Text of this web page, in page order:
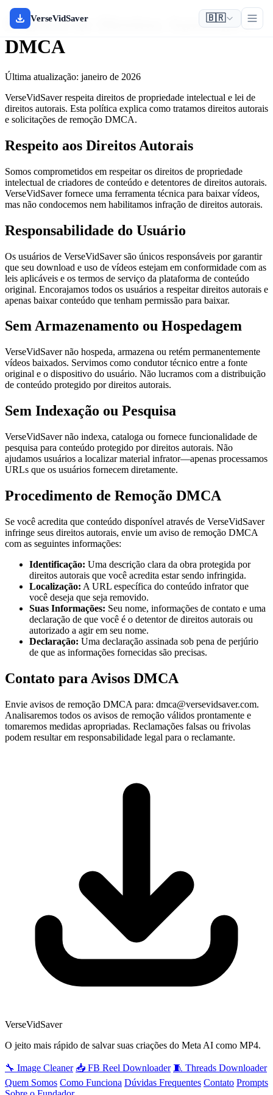
VerseVidSaver 🇧🇷
Política de Direitos Autorais e
DMCA
Última atualização: janeiro de 2026
VerseVidSaver respeita direitos de propriedade intelectual e lei de
direitos autorais. Esta política explica como tratamos direitos autorais
e solicitações de remoção DMCA.
Respeito aos Direitos Autorais
Somos comprometidos em respeitar os direitos de propriedade
intelectual de criadores de conteúdo e detentores de direitos autorais.
VerseVidSaver fornece uma ferramenta técnica para baixar vídeos,
mas não condocemos nem habilitamos infração de direitos autorais.
Responsabilidade do Usuário
Os usuários de VerseVidSaver são únicos responsáveis por garantir
que seu download e uso de vídeos estejam em conformidade com as
leis aplicáveis e os termos de serviço da plataforma de conteúdo
original. Encorajamos todos os usuários a respeitar direitos autorais e
apenas baixar conteúdo que tenham permissão para baixar.
Sem Armazenamento ou Hospedagem
VerseVidSaver não hospeda, armazena ou retém permanentemente
vídeos baixados. Servimos como condutor técnico entre a fonte
original e o dispositivo do usuário. Não lucramos com a distribuição
de conteúdo protegido por direitos autorais.
Sem Indexação ou Pesquisa
VerseVidSaver não indexa, cataloga ou fornece funcionalidade de
pesquisa para conteúdo protegido por direitos autorais. Não
ajudamos usuários a localizar material infrator—apenas processamos
URLs que os usuários fornecem diretamente.
Procedimento de Remoção DMCA
Se você acredita que conteúdo disponível através de VerseVidSaver
infringe seus direitos autorais, envie um aviso de remoção DMCA
com as seguintes informações:
Identificação: Uma descrição clara da obra protegida por
direitos autorais que você acredita estar sendo infringida.
Localização: A URL específica do conteúdo infrator que
você deseja que seja removido.
Suas Informações: Seu nome, informações de contato e uma
declaração de que você é o detentor de direitos autorais ou
autorizado a agir em seu nome.
Declaração: Uma declaração assinada sob pena de perjúrio
de que as informações fornecidas são precisas.
Contato para Avisos DMCA
Envie avisos de remoção DMCA para: dmca@versevidsaver.com.
Analisaremos todos os avisos de remoção válidos prontamente e
tomaremos medidas apropriadas. Reclamações falsas ou frivolas
podem resultar em responsabilidade legal para o reclamante.
VerseVidSaver
O jeito mais rápido de salvar suas criações do Meta AI como MP4.
🔧 Image Cleaner 📥 FB Reel Downloader 🧵 Threads Downloader
Quem Somos Como Funciona Dúvidas Frequentes Contato Prompts